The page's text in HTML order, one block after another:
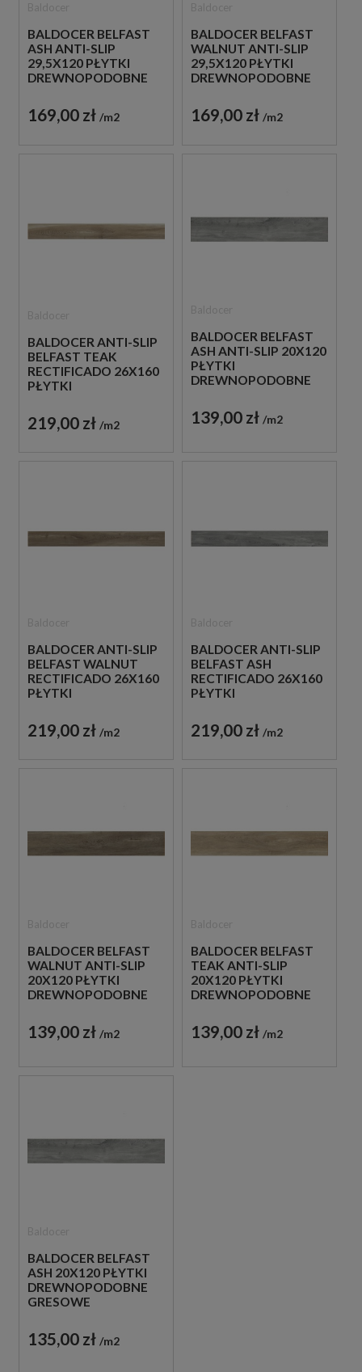
BALDOCER BELFAST
ASH ANTI-SLIP
29,5X120 PŁYTKI
DREWNOPODOBNE
169,00 zł m2
BALDOCER BELFAST
WALNUT ANTI-SLIP
29,5X120 PŁYTKI
DREWNOPODOBNE
169,00 zł m2
BALDOCER ANTI-SLIP
BELFAST TEAK
RECTIFICADO 26X160
PŁYTKI
GRESOWE
219,00 zł m2
BALDOCER BELFAST
ASH ANTI-SLIP 20X120
PŁYTKI
DREWNOPODOBNE
139,00 zł m2
BALDOCER ANTI-SLIP
BELFAST WALNUT
RECTIFICADO 26X160
PŁYTKI
GRESOWE
219,00 zł m2
BALDOCER ANTI-SLIP
BELFAST ASH
RECTIFICADO 26X160
PŁYTKI
GRESOWE
219,00 zł m2
BALDOCER BELFAST
WALNUT ANTI-SLIP
20X120 PŁYTKI
DREWNOPODOBNE
139,00 zł m2
BALDOCER BELFAST
TEAK ANTI-SLIP
20X120 PŁYTKI
DREWNOPODOBNE
139,00 zł m2
BALDOCER BELFAST
ASH 20X120 PŁYTKI
DREWNOPODOBNE
GRESOWE
135,00 zł m2